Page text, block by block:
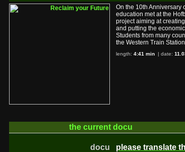
On the 10th Anniversary
education met at the
project aiming at
and putting the
Students from many
the Western Train
length: 4:41 min | date:
the current docu
docu please translate